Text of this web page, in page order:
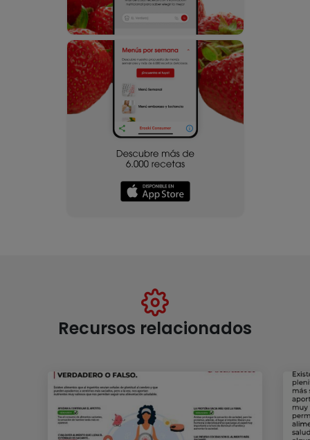
Recursos relacionados